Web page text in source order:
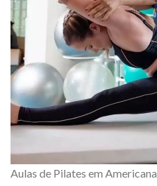
Aulas de Pilates em